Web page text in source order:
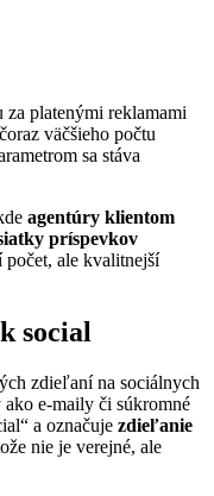
platenými reklamami
väčšieho počtu
sa stáva
agentúry klientom
príspevkov
počet, ale kvalitnejší
social
zdieľaní na sociálnych
ako e-maily či súkromné
a označuje zdieľanie
nie je verejné, ale